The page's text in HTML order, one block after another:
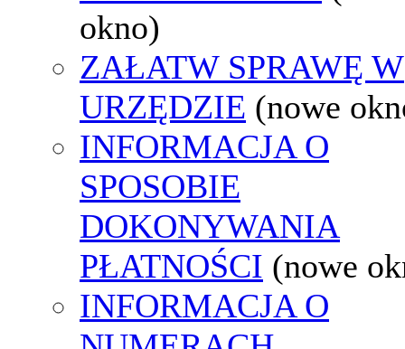
okno)
ZAŁATW SPRAWĘ W
URZĘDZIE (nowe
INFORMACJA O
SPOSOBIE
DOKONYWANIA
PŁATNOŚCI (nowe
INFORMACJA O